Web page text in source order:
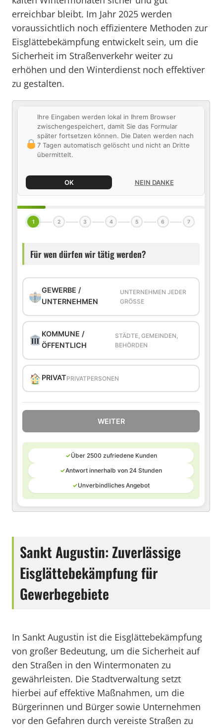
erreichbar bleibt. Im Jahr 2025 werden
voraussichtlich noch effizientere Methoden zur
Eisglättebekämpfung entwickelt sein, um die
Sicherheit im Straßenverkehr weiter zu
erhöhen und den Winterdienst noch effektiver
zu gestalten.
Ihre Eingaben werden lokal in Ihrem Browser
zwischengespeichert, damit Sie das Formular
später fortsetzen können. Die Daten werden nach
7 Tagen automatisch gelöscht und nicht an Dritte
übermittelt.
OK NEIN DANKE
1 2 3 4 5 6 7
Für wen dürfen wir tätig werden?
GEWERBE /
UNTERNEHMEN
UNTERNEHMEN JEDER
GRÖSSE
KOMMUNE /
ÖFFENTLICH
STÄDTE, GEMEINDEN,
BEHÖRDEN
PRIVATPRIVATPERSONEN
WEITER
✓Über 2500 zufriedene Kunden
✓Antwort innerhalb von 24 Stunden
✓Unverbindliches Angebot
Sankt Augustin: Zuverlässige
Eisglättebekämpfung für
Gewerbegebiete
In Sankt Augustin ist die Eisglättebekämpfung
von großer Bedeutung, um die Sicherheit auf
den Straßen in den Wintermonaten zu
gewährleisten. Die Stadtverwaltung setzt
hierbei auf effektive Maßnahmen, um die
Bürgerinnen und Bürger sowie Unternehmen
vor den Gefahren durch vereiste Straßen zu